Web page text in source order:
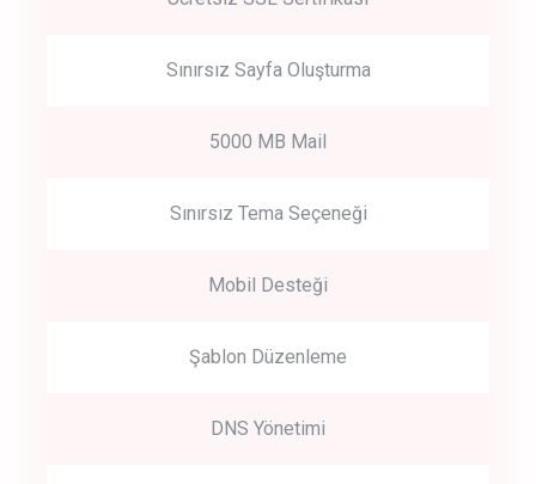
Sınırsız Sayfa Oluşturma
5000 MB Mail
Sınırsız Tema Seçeneği
Mobil Desteği
Şablon Düzenleme
DNS Yönetimi